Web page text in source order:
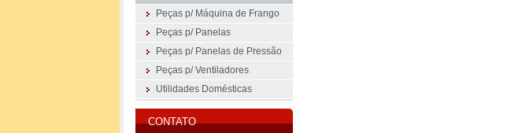
Peças p/ Máquina de Frango
Peças p/ Panelas
Peças p/ Panelas de Pressão
Peças p/ Ventiladores
Utilidades Domésticas
CONTATO